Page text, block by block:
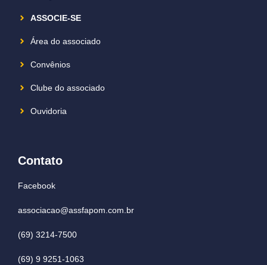
ASSOCIE-SE
Área do associado
Convênios
Clube do associado
Ouvidoria
Contato
Facebook
associacao@assfapom.com.br
(69) 3214-7500
(69) 9 9251-1063